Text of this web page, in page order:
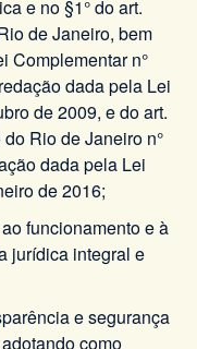
e no §1° do art.
de Janeiro, bem
Complementar n°
dada pela Lei
de 2009, e do art.
Rio de Janeiro n°
dada pela Lei
de 2016;
funcionamento e à
jurídica integral e
e segurança
como